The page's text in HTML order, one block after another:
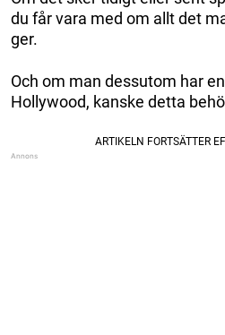
du får vara med om allt det
ger.
Och om man dessutom har
Hollywood, kanske detta